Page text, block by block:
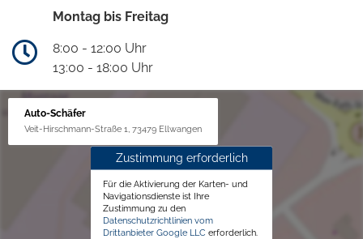
Montag bis Freitag
8:00 - 12:00 Uhr
13:00 - 18:00 Uhr
Auto-Schäfer
Veit-Hirschmann-Straße 1, 73479 Ellwangen
Zustimmung erforderlich
Für die Aktivierung der Karten- und
Navigationsdienste ist Ihre
Zustimmung zu den
Datenschutzrichtlinien vom
Drittanbieter Google LLC erforderlich.